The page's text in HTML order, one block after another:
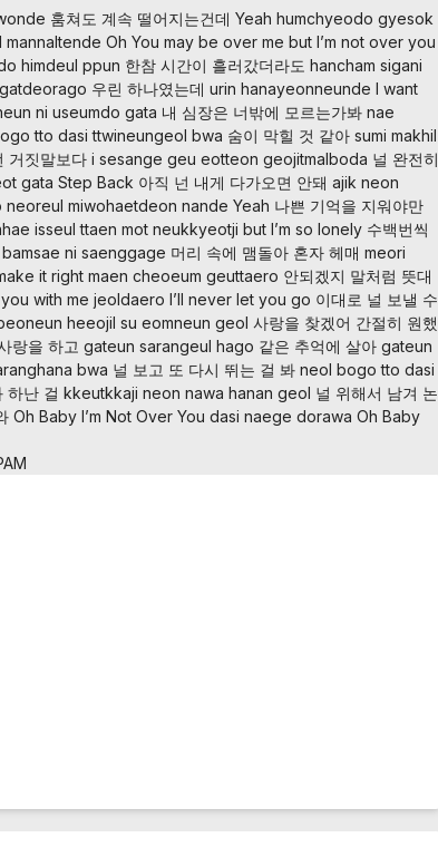
훔쳐도 계속 떨어지는건데 Yeah humchyeodo gyesok
Oh You may be over me but I’m not over you
himdeul ppun 한참 시간이 흘러갔더라도 hancham sigani
우린 하나였는데 urin hanayeonneunde I want
ni useumdo gata 내 심장은 너밖에 모르는가봐 nae
tto dasi ttwineungeol bwa 숨이 막힐 것 같아 sumi makhil
거짓말보다 i sesange geu eotteon geojitmalboda 널 완전히
gata Step Back 아직 넌 내게 다가오면 안돼 ajik neon
miwohaetdeon nande Yeah 나쁜 기억을 지워야만
isseul ttaen mot neukkyeotji but I’m so lonely 수백번씩
ni saenggage 머리 속에 맴돌아 혼자 헤매 meori
it right maen cheoeum geuttaero 안되겠지 말처럼 뜻대
with me jeoldaero I’ll never let you go 이대로 널 보낼 수
heeojil su eomneun geol 사랑을 찾겠어 간절히 원했
랑을 하고 gateun sarangeul hago 같은 추억에 살아 gateun
bwa 널 보고 또 다시 뛰는 걸 봐 neol bogo tto dasi
하난 걸 kkeutkkaji neon nawa hanan geol 널 위해서 남겨 논
Oh Baby I’m Not Over You dasi naege dorawa Oh Baby